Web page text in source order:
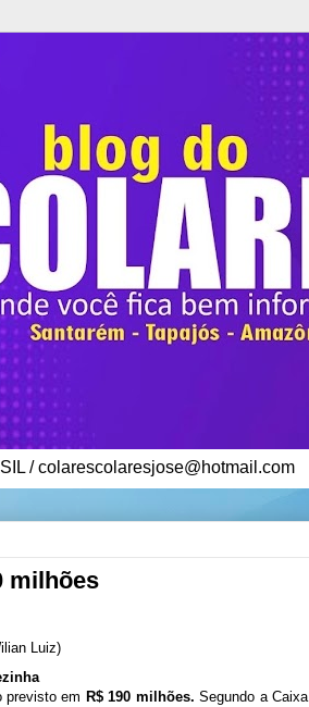
/ colarescolaresjose@hotmail.com
milhões
previsto em R$ 190 milhões. Segundo a Caixa